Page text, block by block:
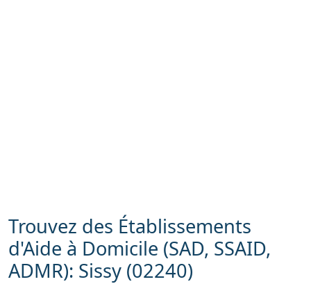
Trouvez des Établissements
d'Aide à Domicile (SAD, SSAID,
ADMR): Sissy (02240)